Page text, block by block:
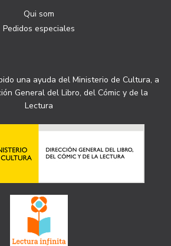
Qui som
Pedidos especiales
una ayuda del Ministerio de Cultura, a
General del Libro, del Cómic y de la
Lectura